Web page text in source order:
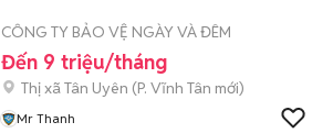
CÔNG TY BẢO VỆ NGÀY VÀ ĐÊM
Đến 9 triệu/tháng
Thị xã Tân Uyên (P. Vĩnh Tân mới)
Mr Thanh